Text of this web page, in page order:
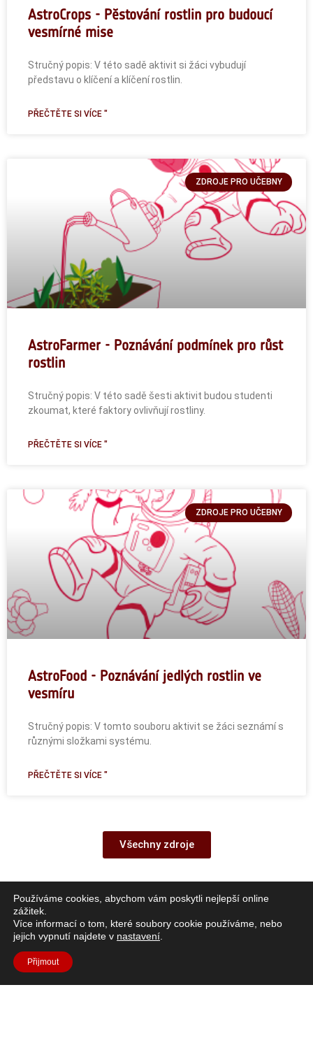
AstroCrops - Pěstování rostlin pro budoucí
vesmírné mise
Stručný popis: V této sadě aktivit si žáci vybudují
představu o klíčení a klíčení rostlin.
PŘEČTĚTE SI VÍCE "
ZDROJE PRO UČEBNY
AstroFarmer - Poznávání podmínek pro růst
rostlin
Stručný popis: V této sadě šesti aktivit budou studenti
zkoumat, které faktory ovlivňují rostliny.
PŘEČTĚTE SI VÍCE "
ZDROJE PRO UČEBNY
AstroFood - Poznávání jedlých rostlin ve
vesmíru
Stručný popis: V tomto souboru aktivit se žáci seznámí s
různými složkami systému.
PŘEČTĚTE SI VÍCE "
Všechny zdroje
Používáme cookies, abychom vám poskytli nejlepší online
zážitek.
Více informací o tom, které soubory cookie používáme, nebo
jejich vypnutí najdete v nastavení
Přijmout